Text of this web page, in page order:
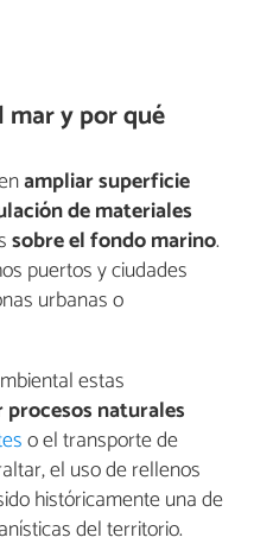
mar y por qué
ampliar superficie
de materiales
sobre el fondo marino.
puertos y ciudades
urbanas o
estas
naturales
o el transporte de
el uso de rellenos
históricamente una de
del territorio.